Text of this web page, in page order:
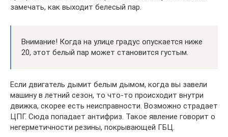
замечать, как выходит белесый пар.
Внимание! Когда на улице градус опускается ниже
20, этот белый пар может становится густым.
Если двигатель дымит белым дымом, когда вы завели
машину в летний сезон, то что-то происходит внутри
движка, скорее есть неисправности. Возможно страдает
ЦПГ. Сюда попадает антифриз. Такое явление говорит о
негерметичности резины, покрывающей ГБЦ.